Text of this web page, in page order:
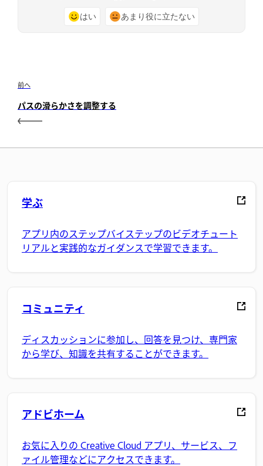
はい あまり役に立たない
前へ
パスの滑らかさを調整する
学ぶ
アプリ内のステップバイステップのビデオチュート
リアルと実践的なガイダンスで学習できます。
コミュニティ
ディスカッションに参加し、回答を見つけ、専門家
から学び、知識を共有することができます。
アドビホーム
お気に入りの Creative Cloud アプリ、サービス、フ
ァイル管理などにアクセスできます。